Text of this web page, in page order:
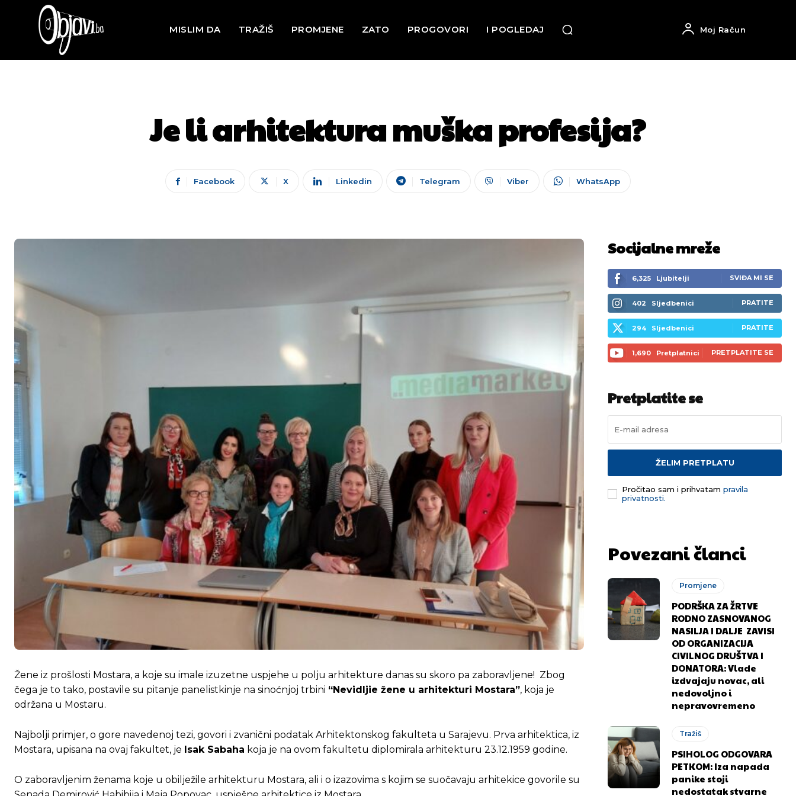
MISLIM DA TRAŽIŠ PROMJENE ZATO PROGOVORI I POGLEDAJ Moj Račun
Je li arhitektura muška profesija?
Facebook X Linkedin Telegram Viber WhatsApp
Žene iz prošlosti Mostara, a koje su imale izuzetne uspjehe u polju arhitekture danas su skoro pa zaboravljene! Zbog
čega je to tako, postavile su pitanje panelistkinje na sinoćnjoj trbini “Nevidljie žene u arhitekturi Mostara”, koja je
održana u Mostaru.
Najbolji primjer, o gore navedenoj tezi, govori i zvanični podatak Arhitektonskog fakulteta u Sarajevu. Prva arhitektica, iz
Mostara, upisana na ovaj fakultet, je Isak Sabaha koja je na ovom fakultetu diplomirala arhitekturu 23.12.1959 godine.
O zaboravljenim ženama koje u obilježile arhitekturu Mostara, ali i o izazovima s kojim se suočavaju arhitekice govorile su
Socijalne mreže
6,325 Ljubitelji SVIĐA MI SE
402 Sljedbenici PRATITE
294 Sljedbenici PRATITE
1,690 Pretplatnici PRETPLATITE SE
Pretplatite se
ŽELIM PRETPLATU
Pročitao sam i prihvatam pravila
privatnosti.
Povezani članci
Promjene
PODRŠKA ZA ŽRTVE
RODNO ZASNOVANOG
NASILJA I DALJE ZAVISI
OD ORGANIZACIJA
CIVILNOG DRUŠTVA I
DONATORA: Vlade
izdvajaju novac, ali
nedovoljno i
nepravovremeno
Tražiš
PSIHOLOG ODGOVARA
PETKOM: Iza napada
panike stoji
nedostatak stvarne